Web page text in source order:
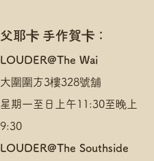
父耶卡 手作賀卡：
​LOUDER@The Wai
大圍圍方3樓328號舖
星期一至日上午11:30至晚上
9:30
LOUDER@The Southside